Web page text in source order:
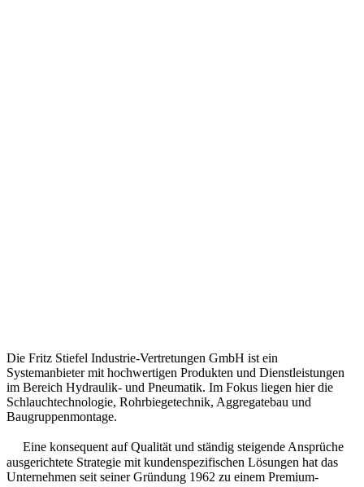
Die Fritz Stiefel Industrie-Vertretungen GmbH ist ein
Systemanbieter mit hochwertigen Produkten und Dienstleistungen
im Bereich Hydraulik- und Pneumatik. Im Fokus liegen hier die
Schlauchtechnologie, Rohrbiegetechnik, Aggregatebau und
Baugruppenmontage.
Eine konsequent auf Qualität und ständig steigende Ansprüche
ausgerichtete Strategie mit kundenspezifischen Lösungen hat das
Unternehmen seit seiner Gründung 1962 zu einem Premium-